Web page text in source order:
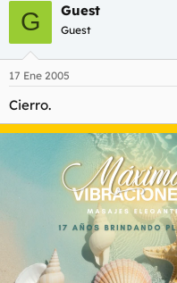
G Guest
Guest
17 Ene 2005
Cierro.